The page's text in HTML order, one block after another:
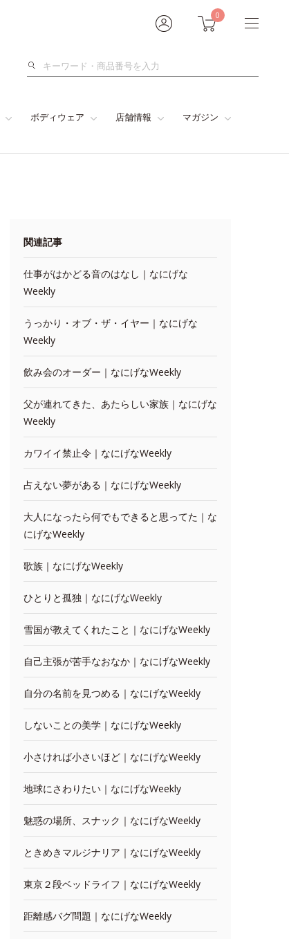
0
検
ボディウェア 店舗情報 マガジン
関連記事
仕事がはかどる音のはなし｜なにげな
Weekly
うっかり・オブ・ザ・イヤー｜なにげな
Weekly
飲み会のオーダー｜なにげなWeekly
父が連れてきた、あたらしい家族｜なにげな
Weekly
カワイイ禁止令｜なにげなWeekly
占えない夢がある｜なにげなWeekly
大人になったら何でもできると思ってた｜な
にげなWeekly
歌族｜なにげなWeekly
ひとりと孤独｜なにげなWeekly
雪国が教えてくれたこと｜なにげなWeekly
自己主張が苦手なおなか｜なにげなWeekly
自分の名前を見つめる｜なにげなWeekly
しないことの美学｜なにげなWeekly
小さければ小さいほど｜なにげなWeekly
地球にさわりたい｜なにげなWeekly
魅惑の場所、スナック｜なにげなWeekly
ときめきマルジナリア｜なにげなWeekly
東京２段ベッドライフ｜なにげなWeekly
距離感バグ問題｜なにげなWeekly